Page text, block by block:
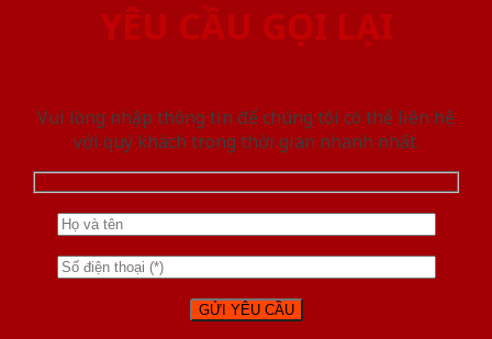
YÊU CẦU GỌI LẠI
Vui lòng nhập thông tin để chúng tôi có thể liên hệ
với quý khách trong thời gian nhanh nhất.